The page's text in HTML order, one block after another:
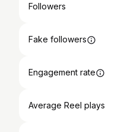
Followers
Fake followers
Engagement rate
Average Reel plays